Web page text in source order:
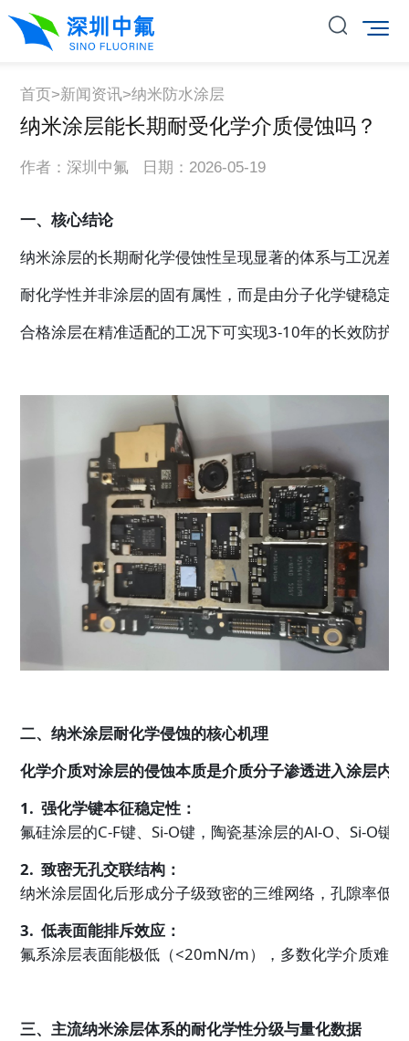
首页>新闻资讯>纳米防水涂层
纳米涂层能长期耐受化学介质侵蚀吗？
作者：深圳中氟 日期：2026-05-19
一、核心结论
纳米涂层的长期耐化学侵蚀性呈现显著的体系与工况差
耐化学性并非涂层的固有属性，而是由分子化学键稳定
合格涂层在精准适配的工况下可实现3-10年的长效防护
二、纳米涂层耐化学侵蚀的核心机理
化学介质对涂层的侵蚀本质是介质分子渗透进入涂层内
1.  强化学键本征稳定性：
氟硅涂层的C-F键、Si-O键，陶瓷基涂层的Al-O、Si-O
2.  致密无孔交联结构：
纳米涂层固化后形成分子级致密的三维网络，孔隙率低
3.  低表面能排斥效应：
氟系涂层表面能极低（<20mN/m），多数化学介质难
三、主流纳米涂层体系的耐化学性分级与量化数据